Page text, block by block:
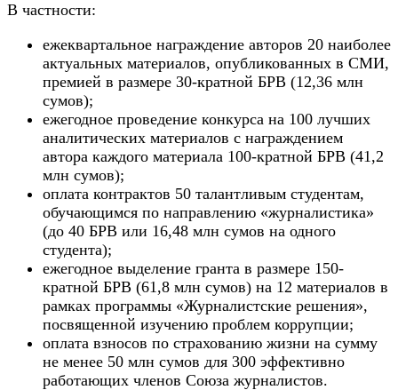
В частности:
ежеквартальное награждение авторов 20 наиболее
актуальных материалов, опубликованных в СМИ,
премией в размере 30-кратной БРВ (12,36 млн
сумов);
ежегодное проведение конкурса на 100 лучших
аналитических материалов с награждением
автора каждого материала 100-кратной БРВ (41,2
млн сумов);
оплата контрактов 50 талантливым студентам,
обучающимся по направлению «журналистика»
(до 40 БРВ или 16,48 млн сумов на одного
студента);
ежегодное выделение гранта в размере 150-
кратной БРВ (61,8 млн сумов) на 12 материалов в
рамках программы «Журналистские решения»,
посвященной изучению проблем коррупции;
оплата взносов по страхованию жизни на сумму
не менее 50 млн сумов для 300 эффективно
работающих членов Союза журналистов.